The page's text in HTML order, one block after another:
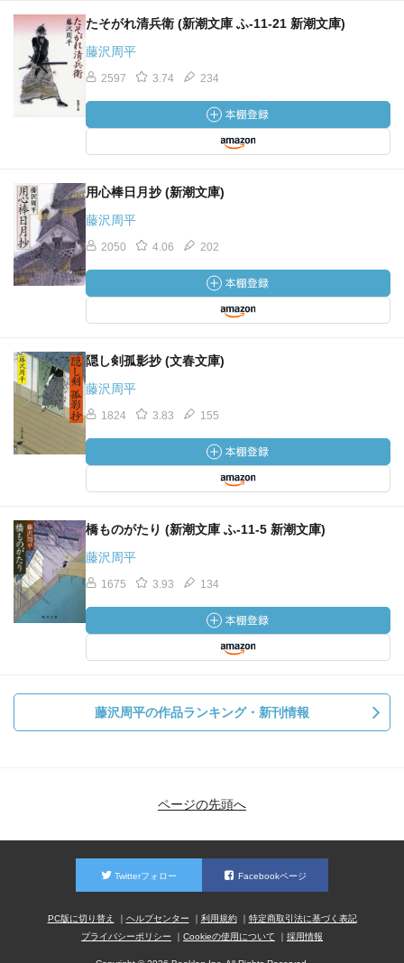
たそがれ清兵衛 (新潮文庫 ふ-11-21 新潮文庫)
藤沢周平
2597 3.74 234
用心棒日月抄 (新潮文庫)
藤沢周平
2050 4.06 202
隠し剣孤影抄 (文春文庫)
藤沢周平
1824 3.83 155
橋ものがたり (新潮文庫 ふ-11-5 新潮文庫)
藤沢周平
1675 3.93 134
藤沢周平の作品ランキング・新刊情報
ページの先頭へ
Twitterフォロー Facebookページ
PC版に切り替え ヘルプセンター 利用規約
特定商取引法に基づく表記
プライバシーポリシー
Cookieの使用について 採用情報